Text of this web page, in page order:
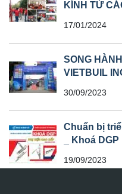
KÍNH TỪ
17/01/2024
SONG
VIETBUIL
30/09/2023
Chuẩn bị
_ Khoá DGP
19/09/2023